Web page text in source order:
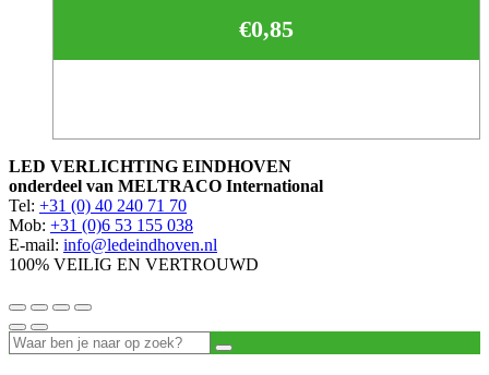
€0,85
LED VERLICHTING EINDHOVEN
onderdeel van MELTRACO International
Tel: +31 (0) 40 240 71 70
Mob: +31 (0)6 53 155 038
E-mail: info@ledeindhoven.nl
100% VEILIG EN VERTROUWD